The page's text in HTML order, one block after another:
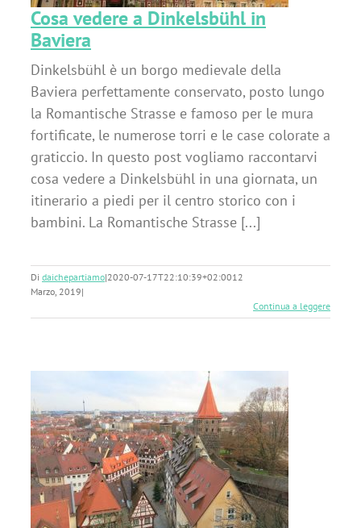
Cosa vedere a Dinkelsbühl in
Baviera
Dinkelsbühl è un borgo medievale della
Baviera perfettamente conservato, posto lungo
la Romantische Strasse e famoso per le mura
fortificate, le numerose torri e le case colorate a
graticcio. In questo post vogliamo raccontarvi
cosa vedere a Dinkelsbühl in una giornata, un
itinerario a piedi per il centro storico con i
bambini. La Romantische Strasse [...]
Di daichepartiamo|2020-07-17T22:10:39+02:0012
Marzo, 2019|
Continua a leggere